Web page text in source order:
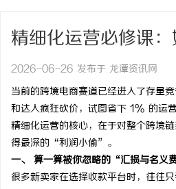
精细化运营必修课
润？
2026-06-26 发布于 龙潭资讯网
当前的跨境电商赛道已经进入了存量
和达人疯狂砍价，试图省下 1% 的
精细化运营的核心，在于对整个跨境
得最深的“利润小偷”。
一、 算一算被你忽略的“汇损与名义
很多新卖家在选择收款平台时，往往